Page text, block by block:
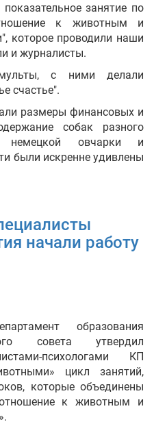
занятие по
к животным и
которое проводили наши
и журналисты.
с ними делали
счастье".
размеры финансовых и
собак разного
овчарки и
были искренне удивлены
начали работу
образования
совета утвердил
психологами КП
цикл занятий,
которые объединены
к животным и